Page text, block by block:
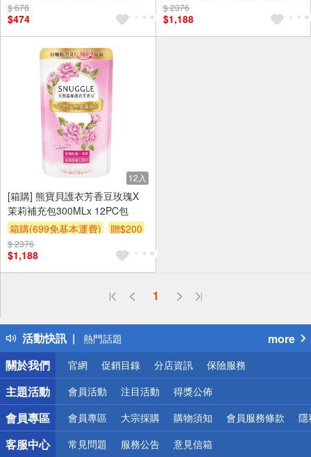
$ 678
$474
$ 2376
$1,188
12入
[箱購] 熊寶貝護衣芳香豆玫瑰X
茉莉補充包300MLx 12PC包
箱購(699免基本運費)
贈$200
$ 2376
$1,188
1
活動快訊
偏遠地區配送
得獎公告
熱門話題
銀行優惠
偏遠地區配送
詐騙網頁！請小心！
more
關於我們
官網 促銷目錄 分店資訊 保險服務
主題活動 會員活動 注目活動 得獎公佈
會員專區 會員專區 大宗採購 購物須知 會員服務條款 隱
客服中心 常見問題 服務公告 意見信箱